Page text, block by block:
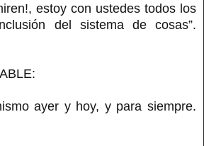
estoy con ustedes todos los
del sistema de cosas”.
ayer y hoy, y para siempre.